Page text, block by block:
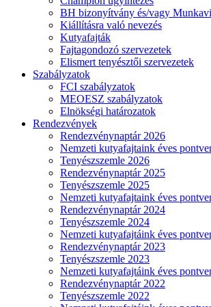
BH bizonyítvány és/vagy
Kiállításra való nevezés
Kutyafajták
Fajtagondozó szervezetek
Elismert tenyésztői szervezetek
Szabályzatok
FCI szabályzatok
MEOESZ szabályzatok
Elnökségi határozatok
Rendezvények
Rendezvénynaptár 2026
Nemzeti kutyafajtaink éves
Tenyészszemle 2026
Rendezvénynaptár 2025
Tenyészszemle 2025
Nemzeti kutyafajtaink éves
Rendezvénynaptár 2024
Tenyészszemle 2024
Nemzeti kutyafajtáink éves
Rendezvénynaptár 2023
Tenyészszemle 2023
Nemzeti kutyafajtáink éves
Rendezvénynaptár 2022
Tenyészszemle 2022